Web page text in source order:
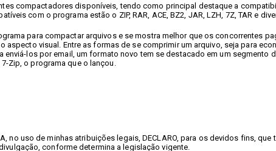
compactadores disponíveis, tendo como principal destaque a
com o programa estão o ZIP, RAR, ACE, BZ2, JAR, LZH, 7Z, TAR e
para compactar arquivos e se mostra melhor que os concorrentes
aspecto visual. Entre as formas de se comprimir um arquivo, seja para
los por email, um formato novo tem se destacado em um segmento
Zip, o programa que o lançou.
no uso de minhas atribuições legais, DECLARO, para os devidos fins,
conforme determina a legislação vigente.